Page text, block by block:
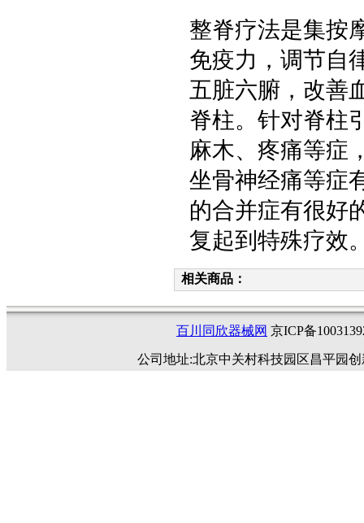
整脊疗法是集按
免疫力，调节自
五脏六腑，改善
脊柱。针对脊柱
麻木、疼痛等症
坐骨神经痛等症
的合并症有很好
复起到特殊疗效
相关商品：
百川同欣器械网 京ICP备
公司地址:北京中关村科技园区昌平园